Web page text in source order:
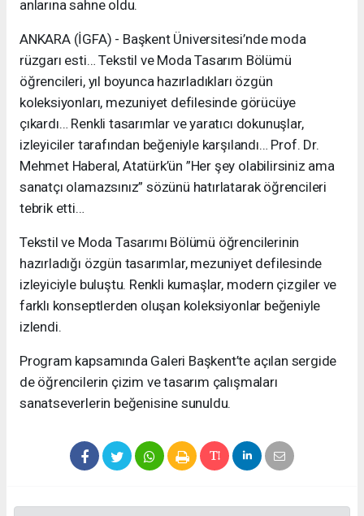
anlarına sahne oldu.
ANKARA (İGFA) - Başkent Üniversitesi’nde moda
rüzgarı esti… Tekstil ve Moda Tasarım Bölümü
öğrencileri, yıl boyunca hazırladıkları özgün
koleksiyonları, mezuniyet defilesinde görücüye
çıkardı… Renkli tasarımlar ve yaratıcı dokunuşlar,
izleyiciler tarafından beğeniyle karşılandı… Prof. Dr.
Mehmet Haberal, Atatürk’ün ”Her şey olabilirsiniz ama
sanatçı olamazsınız” sözünü hatırlatarak öğrencileri
tebrik etti…
Tekstil ve Moda Tasarımı Bölümü öğrencilerinin
hazırladığı özgün tasarımlar, mezuniyet defilesinde
izleyiciyle buluştu. Renkli kumaşlar, modern çizgiler ve
farklı konseptlerden oluşan koleksiyonlar beğeniyle
izlendi.
Program kapsamında Galeri Başkent’te açılan sergide
de öğrencilerin çizim ve tasarım çalışmaları
sanatseverlerin beğenisine sunuldu.